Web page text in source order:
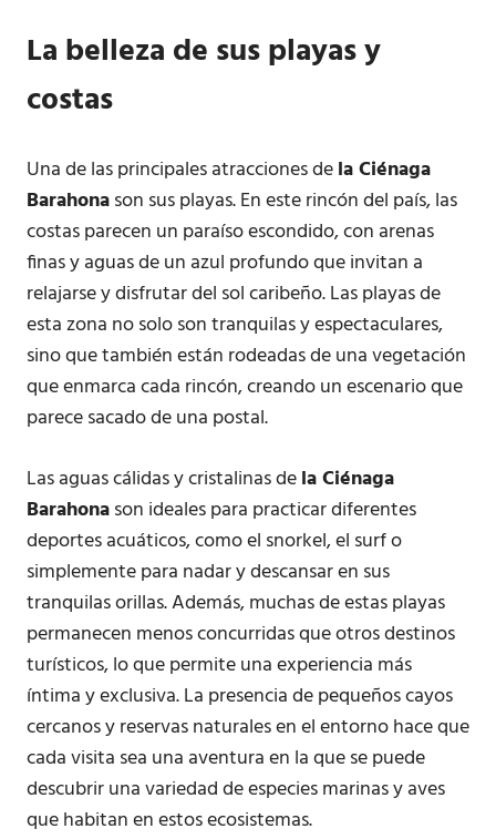
La belleza de sus playas y
costas
Una de las principales atracciones dela Ciénaga
Barahonason sus playas. En este rincón del país, las
costas parecen un paraíso escondido, con arenas
finas y aguas de un azul profundo que invitan a
relajarse y disfrutar del sol caribeño. Las playas de
esta zona no solo son tranquilas y espectaculares,
sino que también están rodeadas de una vegetación
que enmarca cada rincón, creando un escenario que
parece sacado de una postal.
Las aguas cálidas y cristalinas dela Ciénaga
Barahonason ideales para practicar diferentes
deportes acuáticos, como el snorkel, el surf o
simplemente para nadar y descansar en sus
tranquilas orillas. Además, muchas de estas playas
permanecen menos concurridas que otros destinos
turísticos, lo que permite una experiencia más
íntima y exclusiva. La presencia de pequeños cayos
cercanos y reservas naturales en el entorno hace que
cada visita sea una aventura en la que se puede
descubrir una variedad de especies marinas y aves
que habitan en estos ecosistemas.